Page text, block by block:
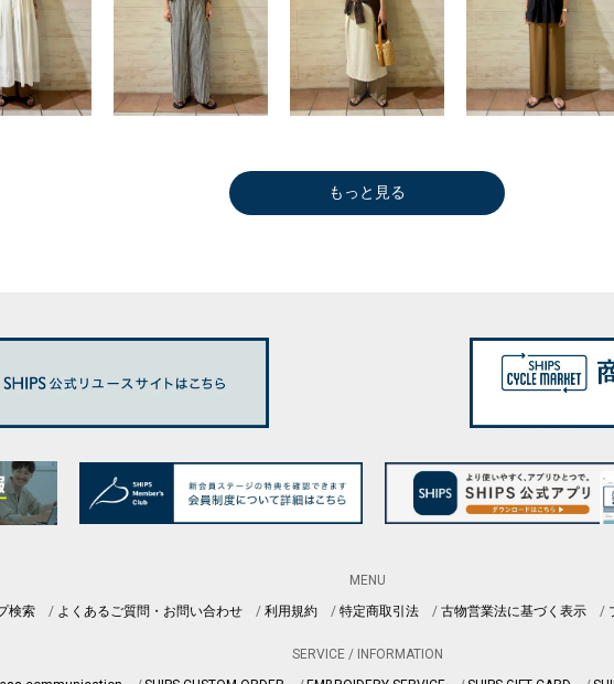
もっと見る
MENU
検索 よくあるご質問・お問い合わせ 利用規約 特定商取引法 古物営業法に基づく表示
SERVICE / INFORMATION